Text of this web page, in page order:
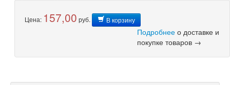
Цена: 157,00 руб. В корзину
Подробнее о доставке и
покупке товаров →